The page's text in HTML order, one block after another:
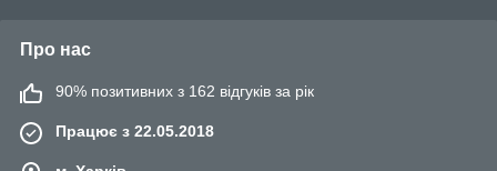
Про нас
90% позитивних з 162 відгуків за рік
Працює з 22.05.2018